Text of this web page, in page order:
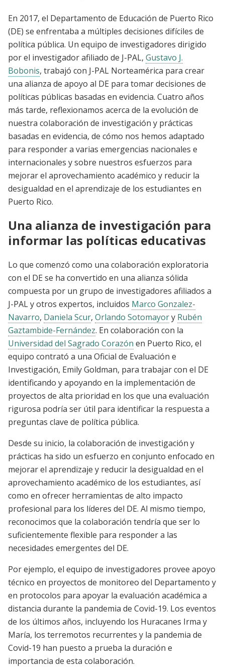
En 2017, el Departamento de Educación de Puerto Rico
(DE) se enfrentaba a múltiples decisiones difíciles de
política pública. Un equipo de investigadores dirigido
por el investigador afiliado de J-PAL, Gustavo J.
Bobonis, trabajó con J-PAL Norteamérica para crear
una alianza de apoyo al DE para tomar decisiones de
políticas públicas basadas en evidencia. Cuatro años
más tarde, reflexionamos acerca de la evolución de
nuestra colaboración de investigación y prácticas
basadas en evidencia, de cómo nos hemos adaptado
para responder a varias emergencias nacionales e
internacionales y sobre nuestros esfuerzos para
mejorar el aprovechamiento académico y reducir la
desigualdad en el aprendizaje de los estudiantes en
Puerto Rico.
Una alianza de investigación para
informar las políticas educativas
Lo que comenzó como una colaboración exploratoria
con el DE se ha convertido en una alianza sólida
compuesta por un grupo de investigadores afiliados a
J-PAL y otros expertos, incluidos Marco Gonzalez-
Navarro, Daniela Scur, Orlando Sotomayory Rubén
Gaztambide-Fernández. En colaboración con la
Universidad del Sagrado Corazón en Puerto Rico, el
equipo contrató a una Oficial de Evaluación e
Investigación, Emily Goldman, para trabajar con el DE
identificando y apoyando en la implementación de
proyectos de alta prioridad en los que una evaluación
rigurosa podría ser útil para identificar la respuesta a
preguntas clave de política pública.
Desde su inicio, la colaboración de investigación y
prácticas ha sido un esfuerzo en conjunto enfocado en
mejorar el aprendizaje y reducir la desigualdad en el
aprovechamiento académico de los estudiantes, así
como en ofrecer herramientas de alto impacto
profesional para los líderes del DE. Al mismo tiempo,
reconocimos que la colaboración tendría que ser lo
suficientemente flexible para responder a las
necesidades emergentes del DE.
Por ejemplo, el equipo de investigadores provee apoyo
técnico en proyectos de monitoreo del Departamento y
en protocolos para apoyar la evaluación académica a
distancia durante la pandemia de Covid-19. Los eventos
de los últimos años, incluyendo los Huracanes Irma y
María, los terremotos recurrentes y la pandemia de
Covid-19 han puesto a prueba la duración e
importancia de esta colaboración.